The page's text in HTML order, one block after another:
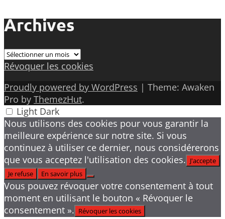
Archives
Archives
Révoquer les cookies
Proudly powered by WordPress | Theme: Awaken
Pro by ThemezHut.
Light Dark
Nous utilisons des cookies pour vous garantir la
meilleure expérience sur notre site. Si vous
continuez à utiliser ce dernier, nous considérerons
que vous acceptez l'utilisation des cookies. J'accepte
Je refuse
En savoir plus
Vous pouvez révoquer votre consentement à tout
moment en utilisant le bouton « Révoquer le
consentement ». Révoquer les cookies